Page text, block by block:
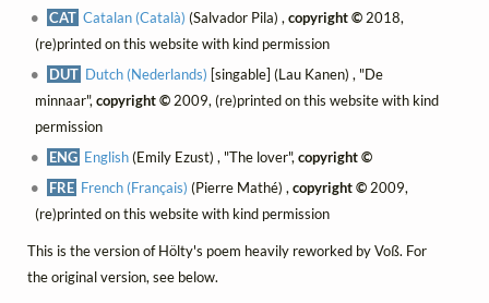
CAT Catalan (Català) (Salvador Pila) ,copyright © 2018,
(re)printed on this website with kind permission
DUT Dutch (Nederlands) [singable] (Lau Kanen) , "De
minnaar", copyright ©2009, (re)printed on this website with kind
permission
ENG English(Emily Ezust) , "The lover",copyright ©
FRE French (Français) (Pierre Mathé) ,copyright © 2009,
(re)printed on this website with kind permission
This is the version of Hölty's poem heavily reworked by Voß. For
the original version, see below.